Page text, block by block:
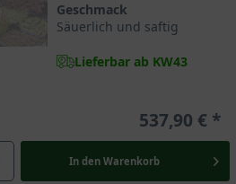
Geschmack
Säuerlich und saftig
Lieferbar ab KW43
537,90 €
In den Warenkorb